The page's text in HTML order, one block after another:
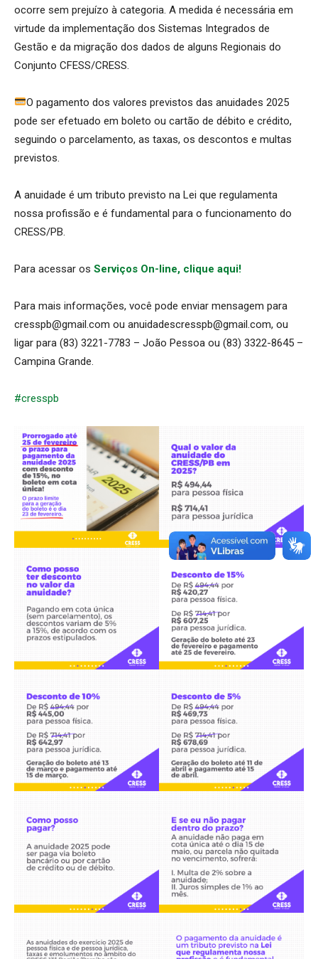
ocorre sem prejuízo à categoria. A medida é necessária em
virtude da implementação dos Sistemas Integrados de
Gestão e da migração dos dados de alguns Regionais do
Conjunto CFESS/CRESS.
O pagamento dos valores previstos das anuidades 2025
pode ser efetuado em boleto ou cartão de débito e crédito,
seguindo o parcelamento, as taxas, os descontos e multas
previstos.
A anuidade é um tributo previsto na Lei que regulamenta
nossa profissão e é fundamental para o funcionamento do
CRESS/PB.
Para acessar os Serviços On-line, clique aqui!
Para mais informações, você pode enviar mensagem para
cresspb@gmail.com ou anuidadescresspb@gmail.com, ou
ligar para (83) 3221-7783 – João Pessoa ou (83) 3322-8645 –
Campina Grande.
#cresspb